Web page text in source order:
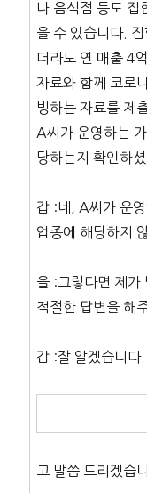
나 음식점 등도 집
을 수 있습니다.
더라도 연 매출 4
자료와 함께 코로
빙하는 자료를 제
A씨가 운영하는
당하는지 확인하
갑 :네, A씨가 운
업종에 해당하지
을 :그렇다면 제가
적절한 답변을 해
갑 :잘 알겠습니다
고 말씀 드리겠습